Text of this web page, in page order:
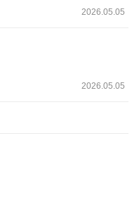
2026.05.05
2026.05.05